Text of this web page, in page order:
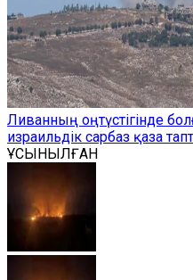
Ливанның оңтүстігінде
израильдік сарбаз қаза
ҰСЫНЫЛҒАН